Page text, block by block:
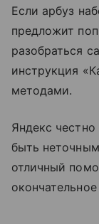
Если арбуз
предложит
разобраться
инструкция
методами.
Яндекс
быть
отличный